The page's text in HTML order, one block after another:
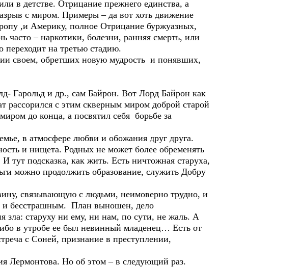
в детстве. Отрицание прежнего единства, а
с миром. Примеры – да вот хоть движение
,и Америку, полное Отрицание буржуазных,
– наркотики, болезни, ранняя смерть, или
на третью стадию.
своем, обретших новую мудрость и понявших,
Гарольд и др., сам Байрон. Вот Лорд Байрон как
рассорился с этим скверным миром доброй старой
до конца, а посвятил себя борьбе за
в атмосфере любви и обожания друг друга.
и нищета. Родных не может более обременять
подсказка, как жить. Есть ничтожная старуха,
можно продолжить образование, служить Добру
связывающую с людьми, неимоверно трудно, и
и бесстрашным. План выношен, дело
зла: старуху ни ему, ни нам, по сути, не жаль. А
в утробе ее был невинный младенец… Есть от
с Соней, признание в преступлении,
Лермонтова. Но об этом – в следующий раз.